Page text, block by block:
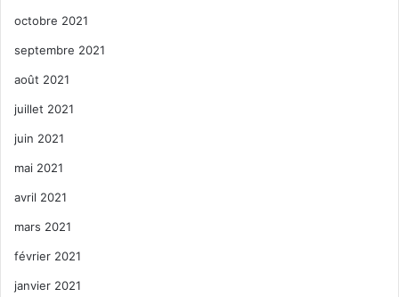
octobre 2021
septembre 2021
août 2021
juillet 2021
juin 2021
mai 2021
avril 2021
mars 2021
février 2021
janvier 2021